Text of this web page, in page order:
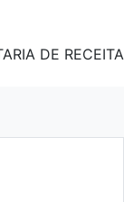
DE RECEITA